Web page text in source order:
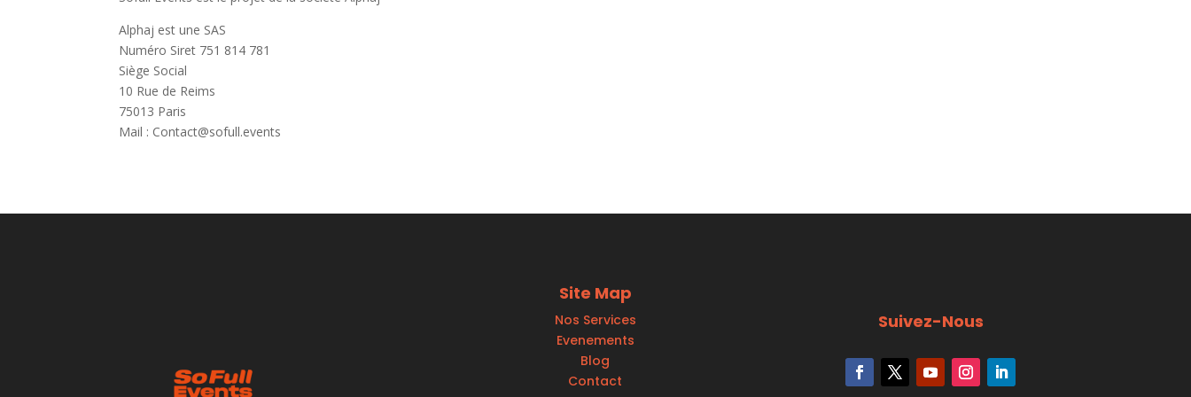
Alphaj est une SAS
Numéro Siret 751 814 781
Siège Social
10 Rue de Reims
75013 Paris
​Mail : Contact@sofull.events
Site Map
Nos Services
Evenements
Blog
Contact
Suivez-Nous